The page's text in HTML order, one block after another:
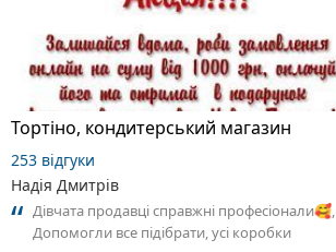
Тортіно, кондитерський магазин
253 відгуки
Надія Дмитрів
Дівчата продавці справжні професіонали🥰,
Допомогли все підібрати, усі коробки